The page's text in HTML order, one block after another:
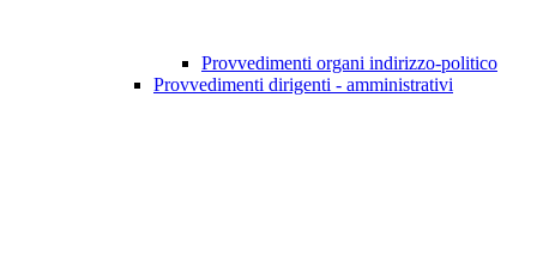
Provvedimenti organi indirizzo-politico
Provvedimenti dirigenti - amministrativi